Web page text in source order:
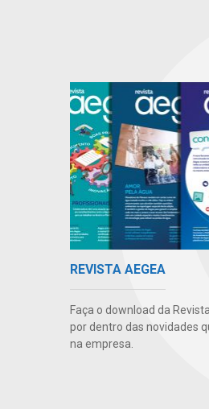
REVISTA AEGEA
Faça o download da
por dentro das novidades
na empresa.